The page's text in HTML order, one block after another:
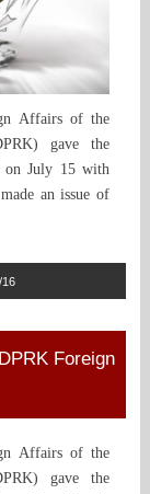
Affairs of the
gave the
on July 15 with
an issue of
16
Foreign
Affairs of the
gave the